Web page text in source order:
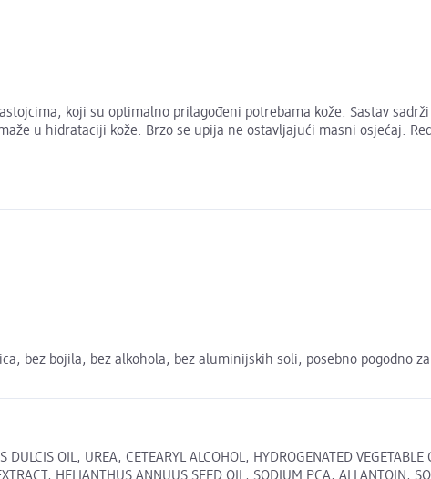
koji su optimalno prilagođeni potrebama kože. Sastav
u hidrataciji kože. Brzo se upija ne ostavljajući masni osjećaj.
bez bojila, bez alkohola, bez aluminijskih soli, posebno pogodno
OIL, UREA, CETEARYL ALCOHOL, HYDROGENATED